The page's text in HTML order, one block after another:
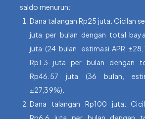
saldo menurun:
Dana talangan Rp25 juta: Cicilan
juta per bulan dengan total
juta (24 bulan, estimasi APR
Rp1.3 juta per bulan dengan
Rp46.57 juta (36 bulan,
±27,39%).
Dana talangan Rp100 juta: